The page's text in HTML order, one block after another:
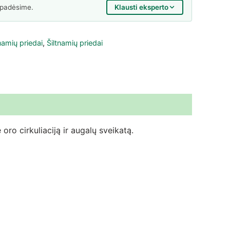
Klausti eksperto
priedai, Šiltnamių priedai
cirkuliaciją ir augalų sveikatą.